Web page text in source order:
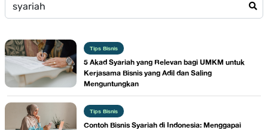
Tips Bisnis
5 Akad Syariah yang Relevan bagi UMKM untuk
Kerjasama Bisnis yang Adil dan Saling
Menguntungkan
Tips Bisnis
Contoh Bisnis Syariah di Indonesia: Menggapai